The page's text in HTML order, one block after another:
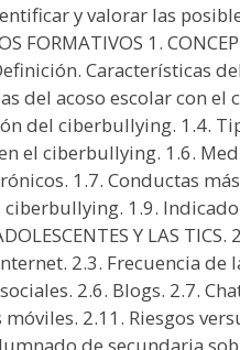
y valorar las
FORMATIVOS 1.
Características
del acoso escolar con el
del ciberbullying. 1.4.
el ciberbullying. 1.6.
1.7. Conductas
ciberbullying. 1.9.
Y LAS
2.3. Frecuencia de
2.6. Blogs. 2.7.
2.11. Riesgos
de secundaria